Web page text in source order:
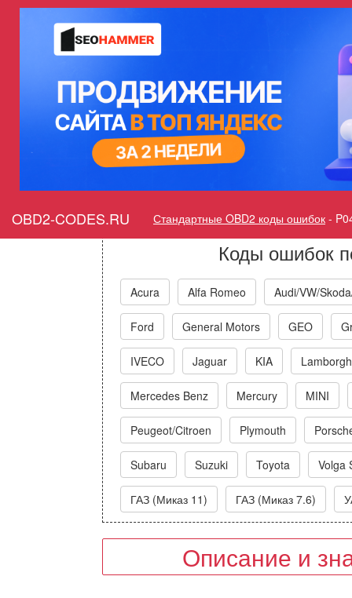
OBD2-CODES.RU Стандартные OBD2 коды ошибок -
Ошибка P042D Датчик
нейтрализатора,
Горит ошибка Check
Коды ошибок
Acura Alfa Romeo Audi/VW/
Ford General Motors GEO
IVECO Jaguar KIA
Mercedes Benz Mercury MINI
Peugeot/Citroen Plymouth
Subaru Suzuki Toyota Volga
ГАЗ (Миказ 11) ГАЗ (Миказ 7.6)
Описание и